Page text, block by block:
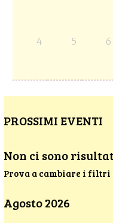
4 5 6
PROSSIMI EVENTI
Non ci sono
Prova a cambiare i filtri
Agosto 2026